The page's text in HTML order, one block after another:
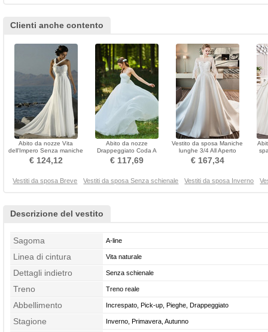
Clienti anche contento
Abito da nozze Vita
dell'Impero Senza maniche
Primavera Coda a Strascico
corto
€ 124,12
Abito da nozze
Drappeggiato Coda A
Strascico Cappella Senza
schienale
€ 117,69
Vestito da sposa Maniche
lunghe 3/4 All Aperto
Applicato Medio
€ 167,34
Vestiti da sposa Breve Vestiti da sposa Senza schienale Vestiti da sposa Inverno
Descrizione del vestito
Sagoma A-line
Linea di cintura Vita naturale
Dettagli indietro Senza schienale
Treno Treno reale
Abbellimento Increspato, Pick-up, Pieghe, Drappeggiato
Stagione Inverno, Primavera, Autunno